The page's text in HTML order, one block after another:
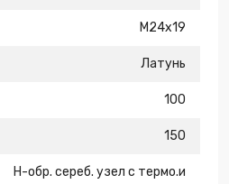
М24х19
Латунь
100
150
Н-обр. сереб. узел с термо.и